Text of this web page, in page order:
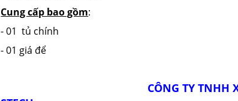
Cung cấp bao gồm:
- 01 tủ chính
- 01 giá để
CÔNG TY TNHH XNK VẬT